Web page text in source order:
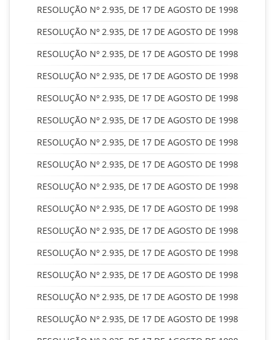
RESOLUÇÃO Nº 2.935, DE 17 DE AGOSTO DE 1998
RESOLUÇÃO Nº 2.935, DE 17 DE AGOSTO DE 1998
RESOLUÇÃO Nº 2.935, DE 17 DE AGOSTO DE 1998
RESOLUÇÃO Nº 2.935, DE 17 DE AGOSTO DE 1998
RESOLUÇÃO Nº 2.935, DE 17 DE AGOSTO DE 1998
RESOLUÇÃO Nº 2.935, DE 17 DE AGOSTO DE 1998
RESOLUÇÃO Nº 2.935, DE 17 DE AGOSTO DE 1998
RESOLUÇÃO Nº 2.935, DE 17 DE AGOSTO DE 1998
RESOLUÇÃO Nº 2.935, DE 17 DE AGOSTO DE 1998
RESOLUÇÃO Nº 2.935, DE 17 DE AGOSTO DE 1998
RESOLUÇÃO Nº 2.935, DE 17 DE AGOSTO DE 1998
RESOLUÇÃO Nº 2.935, DE 17 DE AGOSTO DE 1998
RESOLUÇÃO Nº 2.935, DE 17 DE AGOSTO DE 1998
RESOLUÇÃO Nº 2.935, DE 17 DE AGOSTO DE 1998
RESOLUÇÃO Nº 2.935, DE 17 DE AGOSTO DE 1998